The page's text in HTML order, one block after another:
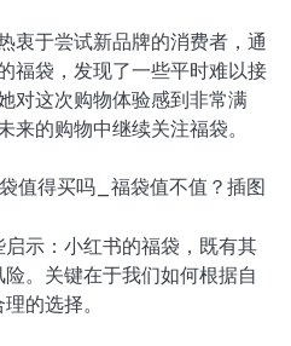
衷于尝试新品牌的消费者，通
福袋，发现了一些平时难以接
对这次购物体验感到非常满
来的购物中继续关注福袋。
示：小红书的福袋，既有其
。关键在于我们如何根据自
的选择。